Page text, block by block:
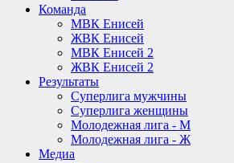
Команда
МВК Енисей
ЖВК Енисей
МВК Енисей 2
ЖВК Енисей 2
Результаты
Суперлига мужчины
Суперлига женщины
Молодежная лига - М
Молодежная лига - Ж
Медиа